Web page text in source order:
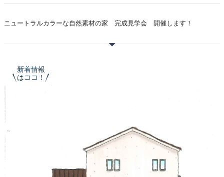
ニュートラルカラーな自然素材の家 完成見学会 開催します！
新着情報
はココ！